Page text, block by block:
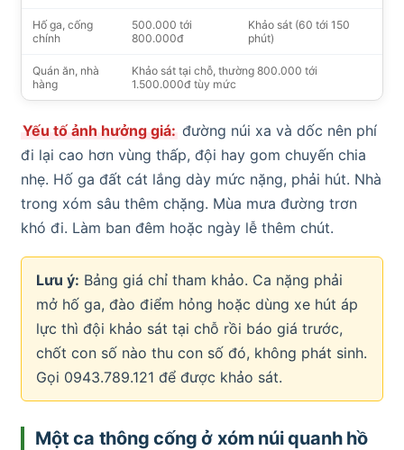
Hố ga, cống
chính
500.000 tới
800.000đ
Khảo sát (60 tới 150
phút)
Quán ăn, nhà
hàng
Khảo sát tại chỗ, thường 800.000 tới
1.500.000đ tùy mức
Yếu tố ảnh hưởng giá: đường núi xa và dốc nên phí
đi lại cao hơn vùng thấp, đội hay gom chuyến chia
nhẹ. Hố ga đất cát lắng dày mức nặng, phải hút. Nhà
trong xóm sâu thêm chặng. Mùa mưa đường trơn
khó đi. Làm ban đêm hoặc ngày lễ thêm chút.
Lưu ý: Bảng giá chỉ tham khảo. Ca nặng phải
mở hố ga, đào điểm hỏng hoặc dùng xe hút áp
lực thì đội khảo sát tại chỗ rồi báo giá trước,
chốt con số nào thu con số đó, không phát sinh.
Gọi 0943.789.121 để được khảo sát.
Một ca thông cống ở xóm núi quanh hồ